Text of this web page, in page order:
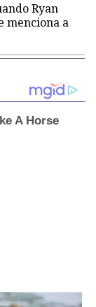
Ryan
menciona a